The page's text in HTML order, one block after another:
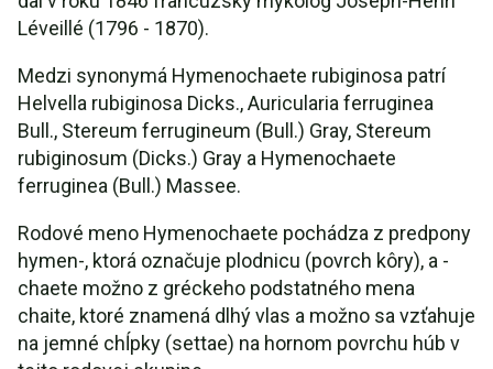
Léveillé (1796 - 1870).
Medzi synonymá Hymenochaete rubiginosa patrí
Helvella rubiginosa Dicks., Auricularia ferruginea
Bull., Stereum ferrugineum (Bull.) Gray, Stereum
rubiginosum (Dicks.) Gray a Hymenochaete
ferruginea (Bull.) Massee.
Rodové meno Hymenochaete pochádza z predpony
hymen-, ktorá označuje plodnicu (povrch kôry), a -
chaete možno z gréckeho podstatného mena
chaite, ktoré znamená dlhý vlas a možno sa vzťahuje
na jemné chĺpky (settae) na hornom povrchu húb v